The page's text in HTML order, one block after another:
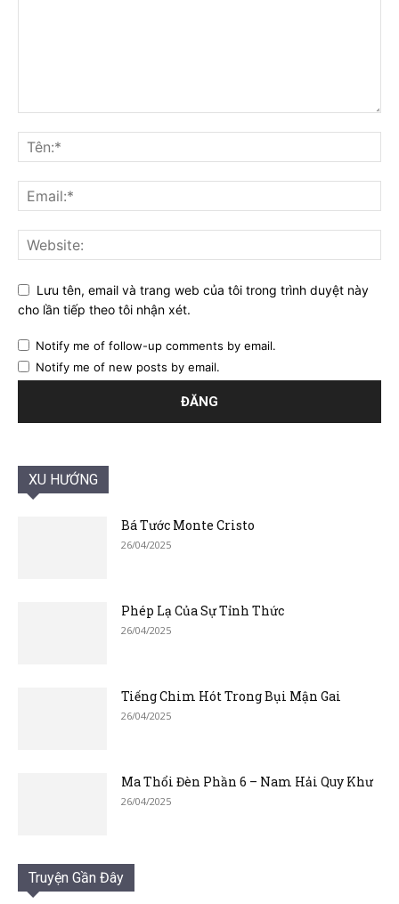
Lưu tên, email và trang web của tôi trong trình duyệt này
cho lần tiếp theo tôi nhận xét.
Notify me of follow-up comments by email.
Notify me of new posts by email.
XU HƯỚNG
Bá Tước Monte Cristo
26/04/2025
Phép Lạ Của Sự Tỉnh Thức
26/04/2025
Tiếng Chim Hót Trong Bụi Mận Gai
26/04/2025
Ma Thổi Đèn Phần 6 – Nam Hải Quy Khư
26/04/2025
Truyện Gần Đây